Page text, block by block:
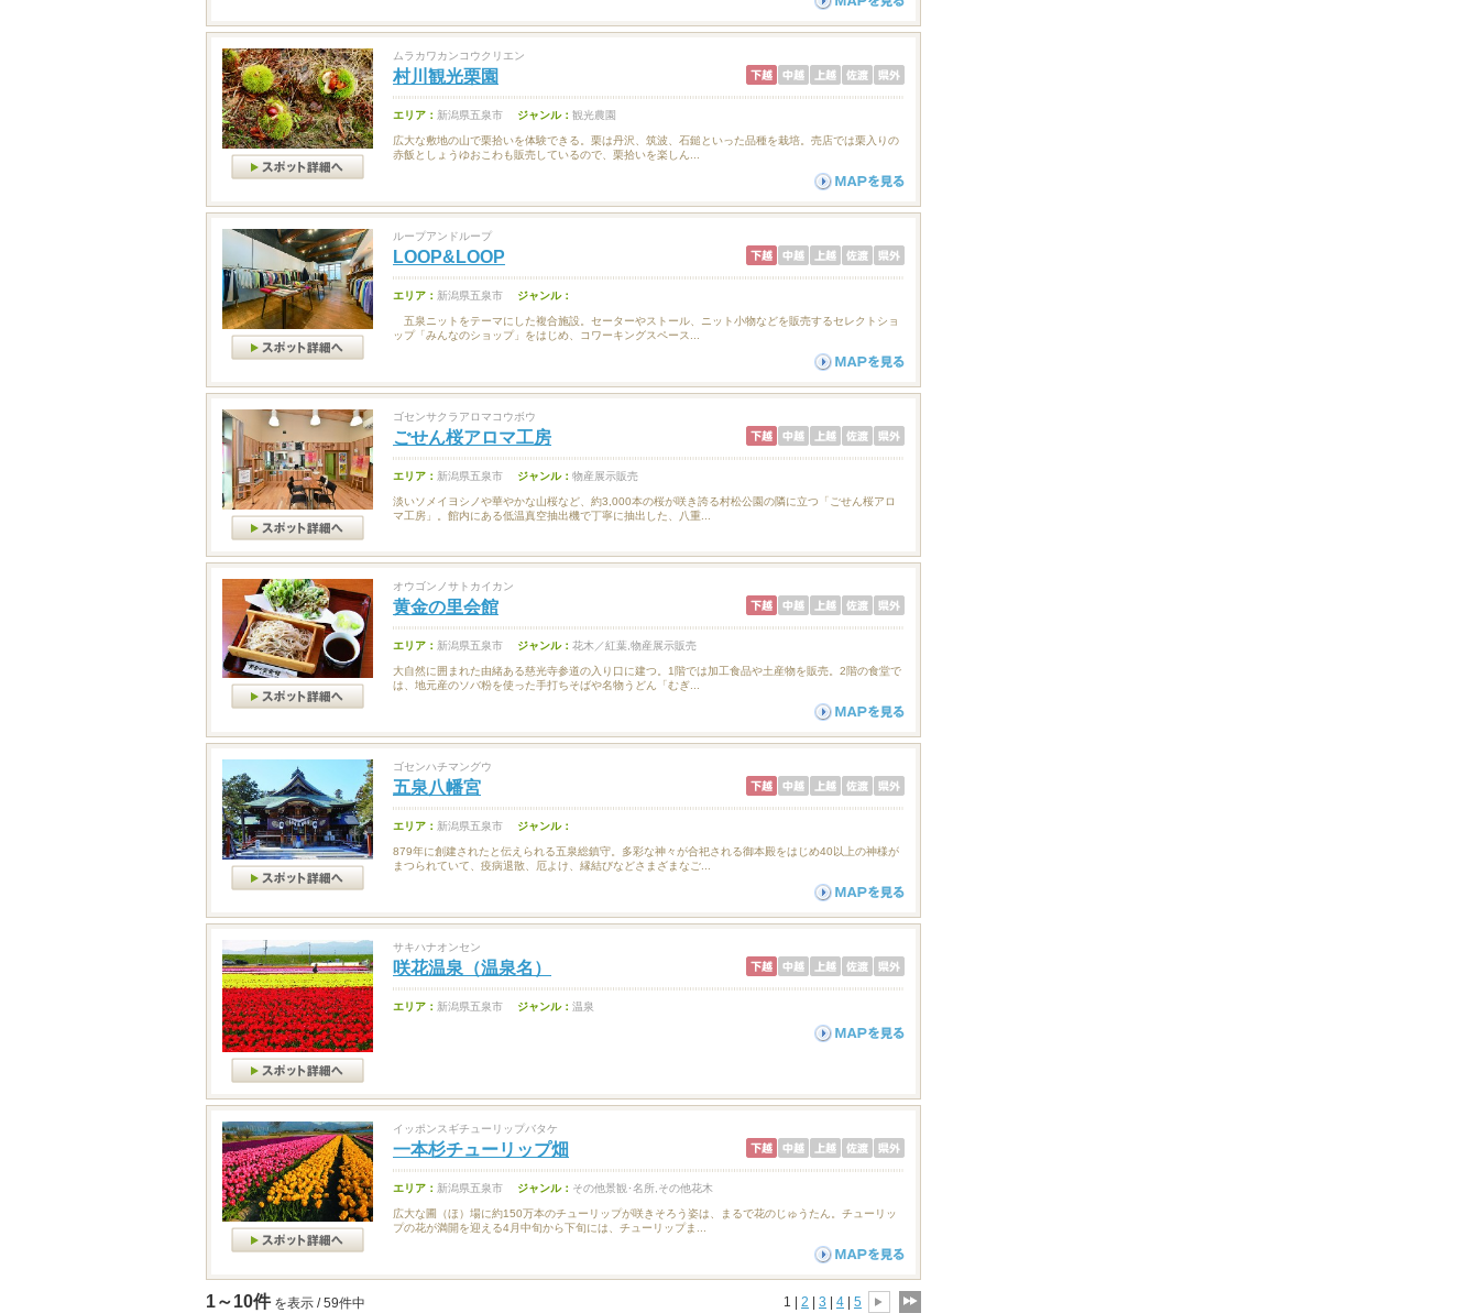
ムラカワカンコウクリエン
村川観光栗園
エリア： 新潟県五泉市 ジャンル： 観光農園
広大な敷地の山で栗拾いを体験できる。栗は丹沢、筑波、石鎚といった品種を栽培。売店では栗入りの
赤飯としょうゆおこわも販売しているので、栗拾いを楽しん...
ループアンドループ
LOOP&LOOP
エリア： 新潟県五泉市 ジャンル：
五泉ニットをテーマにした複合施設。セーターやストール、ニット小物などを販売するセレクトショ
ップ「みんなのショップ」をはじめ、コワーキングスペース...
ゴセンサクラアロマコウボウ
ごせん桜アロマ工房
エリア： 新潟県五泉市 ジャンル： 物産展示販売
淡いソメイヨシノや華やかな山桜など、約3,000本の桜が咲き誇る村松公園の隣に立つ「ごせん桜アロ
マ工房」。館内にある低温真空抽出機で丁寧に抽出した、八重...
オウゴンノサトカイカン
黄金の里会館
エリア： 新潟県五泉市 ジャンル： 花木／紅葉,物産展示販売
大自然に囲まれた由緒ある慈光寺参道の入り口に建つ。1階では加工食品や土産物を販売。2階の食堂で
は、地元産のソバ粉を使った手打ちそばや名物うどん「むぎ...
ゴセンハチマングウ
五泉八幡宮
エリア： 新潟県五泉市 ジャンル：
879年に創建されたと伝えられる五泉総鎮守。多彩な神々が合祀される御本殿をはじめ40以上の神様が
まつられていて、疫病退散、厄よけ、縁結びなどさまざまなご...
サキハナオンセン
咲花温泉（温泉名）
エリア： 新潟県五泉市 ジャンル： 温泉
イッポンスギチューリップバタケ
一本杉チューリップ畑
エリア： 新潟県五泉市 ジャンル： その他景観･名所,その他花木
広大な圃（ほ）場に約150万本のチューリップが咲きそろう姿は、まるで花のじゅうたん。チューリッ
プの花が満開を迎える4月中旬から下旬には、チューリップま...
1～10件 を表示 / 59件中 1 | 2 3 4 5